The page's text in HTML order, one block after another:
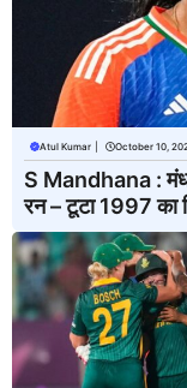
Atul Kumar October 10,
S Mandhana :
रन – टूटा 1997 का